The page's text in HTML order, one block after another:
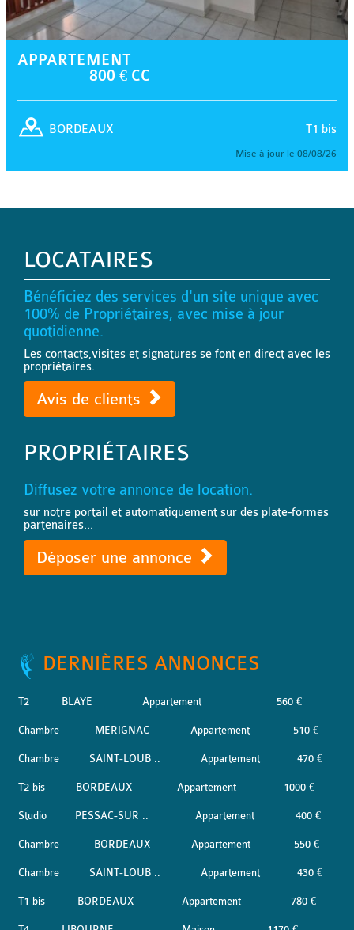
APPARTEMENT
800 € CC
T1 bis
BORDEAUX
Mise à jour le 08/08/26
LOCATAIRES
Bénéficiez des services d'un site unique avec
100% de Propriétaires, avec mise à jour
quotidienne.
Les contacts,visites et signatures se font en direct avec les
propriétaires.
Avis de clients
PROPRIÉTAIRES
Diffusez votre annonce de location.
sur notre portail et automatiquement sur des plate-formes
partenaires...
Déposer une annonce
DERNIÈRES ANNONCES
T2 BLAYE Appartement 560 €
Chambre MERIGNAC Appartement 510 €
Chambre SAINT-LOUB .. Appartement 470 €
T2 bis BORDEAUX Appartement 1000 €
Studio PESSAC-SUR .. Appartement 400 €
Chambre BORDEAUX Appartement 550 €
Chambre SAINT-LOUB .. Appartement 430 €
T1 bis BORDEAUX Appartement 780 €